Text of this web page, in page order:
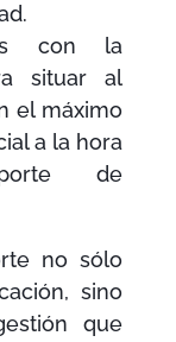
con la
situar al
el máximo
a la hora
de
no sólo
sino
que